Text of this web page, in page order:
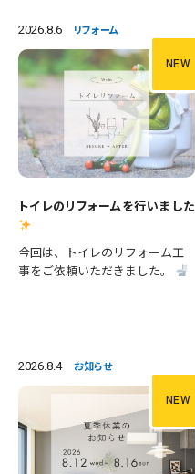
2026.8.6 リフォーム
NEW
トイレのリフォームを行いました
今回は、トイレのリフォーム工
事をご依頼いただきました。
わせて壁と床も張り…
2026.8.4 お知らせ
NEW